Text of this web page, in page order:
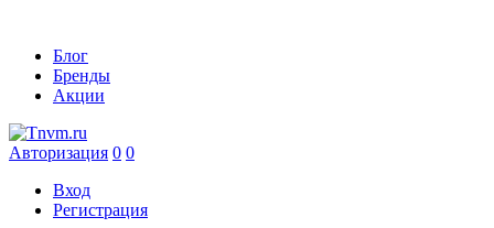
Блог
Бренды
Акции
Авторизация 0 0
Вход
Регистрация